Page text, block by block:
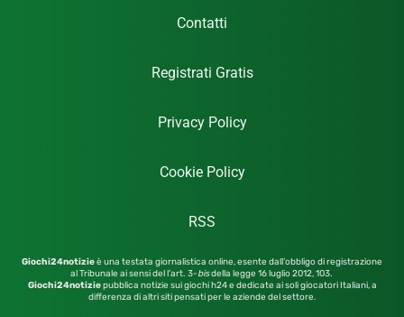
Contatti
Registrati Gratis
Privacy Policy
Cookie Policy
RSS
Giochi24notizieè una testata giornalistica online, esente dall’obbligo di registrazione
al Tribunale ai sensi del l’art. 3-bisdella legge 16 luglio 2012,103.
Giochi24notiziepubblica notizie sui giochi h24 e dedicate ai soli giocatori Italiani, a
differenza di altri siti pensati per le aziende del settore.